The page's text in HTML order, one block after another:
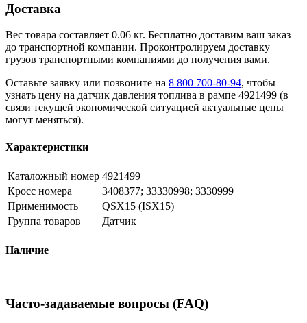
Доставка
Вес товара составляет 0.06 кг. Бесплатно доставим ваш заказ
до транспортной компании. Проконтролируем доставку
грузов транспортными компаниями до получения вами.
Оставьте заявку или позвоните на 8 800 700-80-94, чтобы
узнать цену на датчик давления топлива в рампе 4921499 (в
связи текущей экономической ситуацией актуальные цены
могут меняться).
Характеристики
Каталожный номер 4921499
Кросс номера
3408377; 33330998; 3330999
Применимость
QSX15 (ISX15)
Группа товаров
Датчик
Наличие
Часто-задаваемые вопросы (FAQ)